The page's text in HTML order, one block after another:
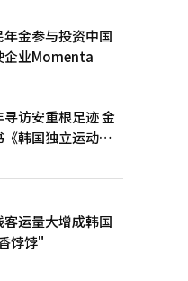
金参与投资中国
企业Momenta
寻访安重根足迹 金
《韩国独立运动圣
运量大增成韩国
饽饽"